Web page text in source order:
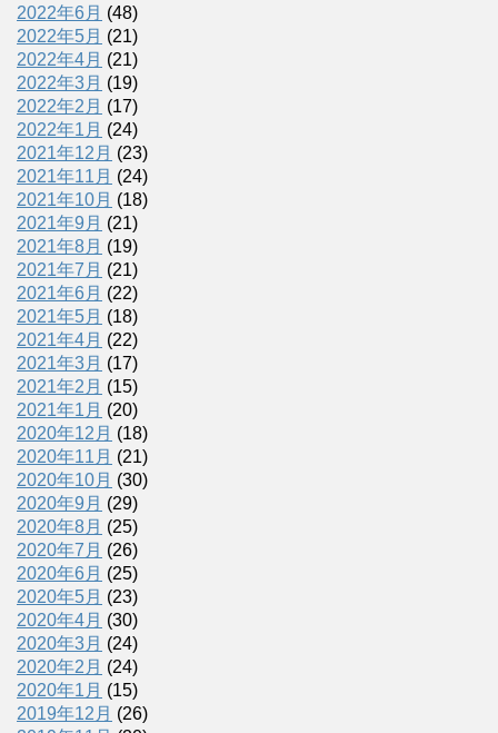
2022年6月 (48)
2022年5月 (21)
2022年4月 (21)
2022年3月 (19)
2022年2月 (17)
2022年1月 (24)
2021年12月 (23)
2021年11月 (24)
2021年10月 (18)
2021年9月 (21)
2021年8月 (19)
2021年7月 (21)
2021年6月 (22)
2021年5月 (18)
2021年4月 (22)
2021年3月 (17)
2021年2月 (15)
2021年1月 (20)
2020年12月 (18)
2020年11月 (21)
2020年10月 (30)
2020年9月 (29)
2020年8月 (25)
2020年7月 (26)
2020年6月 (25)
2020年5月 (23)
2020年4月 (30)
2020年3月 (24)
2020年2月 (24)
2020年1月 (15)
2019年12月 (26)